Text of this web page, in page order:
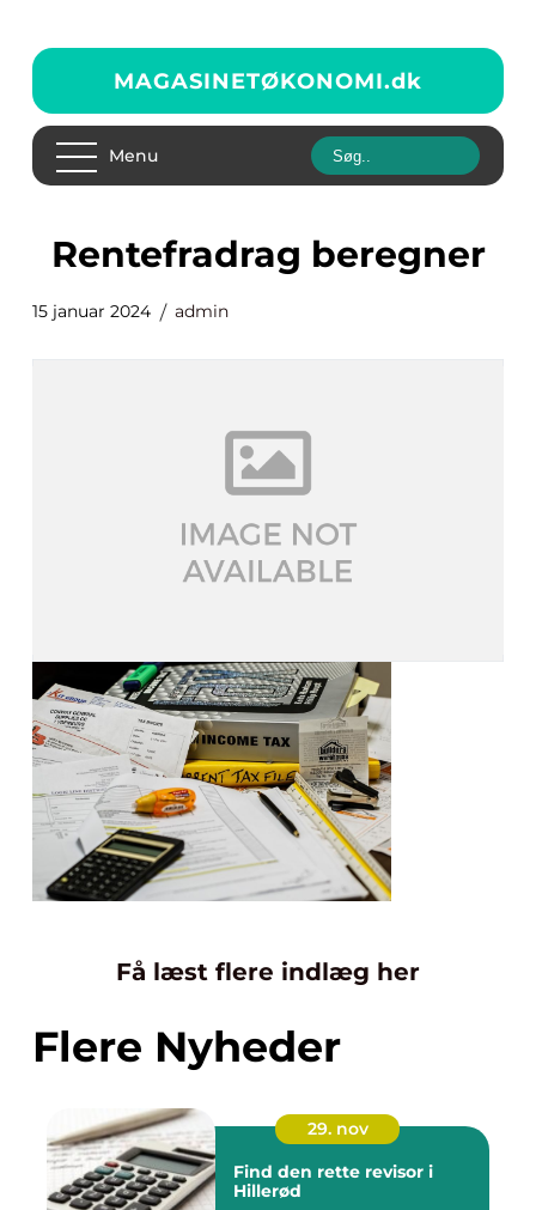
MAGASINETØKONOMI.dk
Menu
rentefradrag beregner
15 januar 2024 admin
Få læst flere indlæg her
Flere Nyheder
29. nov
Find den rette revisor i
Hillerød